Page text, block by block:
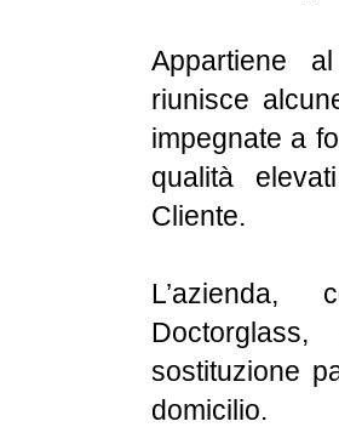
Appartiene
riunisce
impegnate a
qualità
Cliente.
L’azienda,
sostituzione
domicilio.